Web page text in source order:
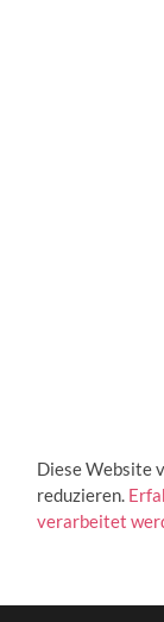
Diese Website
reduzieren.
verarbeitet